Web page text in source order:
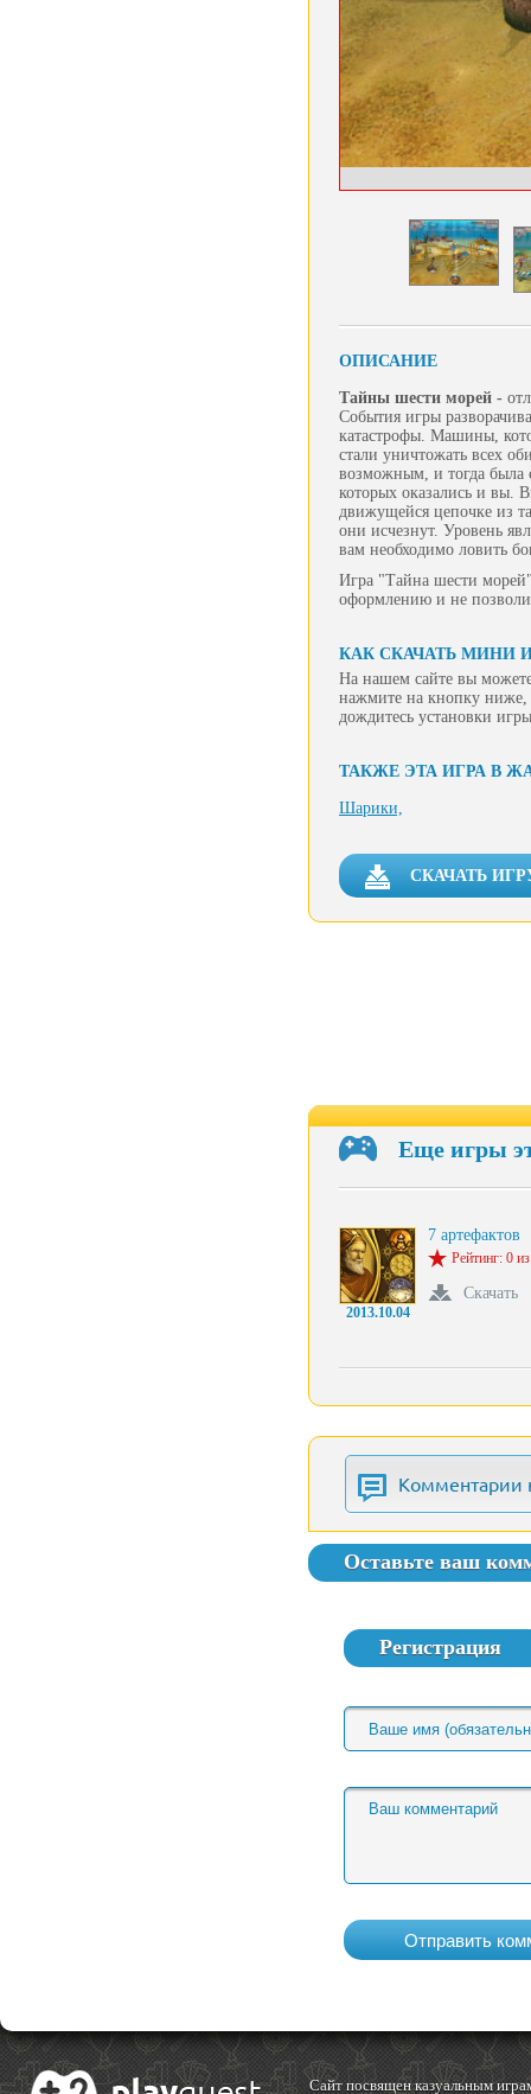
ОПИСАНИЕ
Тайны шести морей -
События игры
катастрофы. Машины,
стали уничтожать всех
возможным, и тогда была
которых оказались и вы.
движущейся цепочке из
они исчезнут. Уровень
вам необходимо ловить
Игра "Тайна шести
оформлению и не
КАК СКАЧАТЬ МИНИ
На нашем сайте вы
нажмите на кнопку ниже,
дождитесь установки
ТАКЖЕ ЭТА ИГРА В
Шарики,
СКАЧАТЬ
Еще игры
2013.10.04
7 артефактов
Рейтинг: 0
Скачать
Комментарии
Оставьте ваш
Регистрация
Cайт посвящен казуальным